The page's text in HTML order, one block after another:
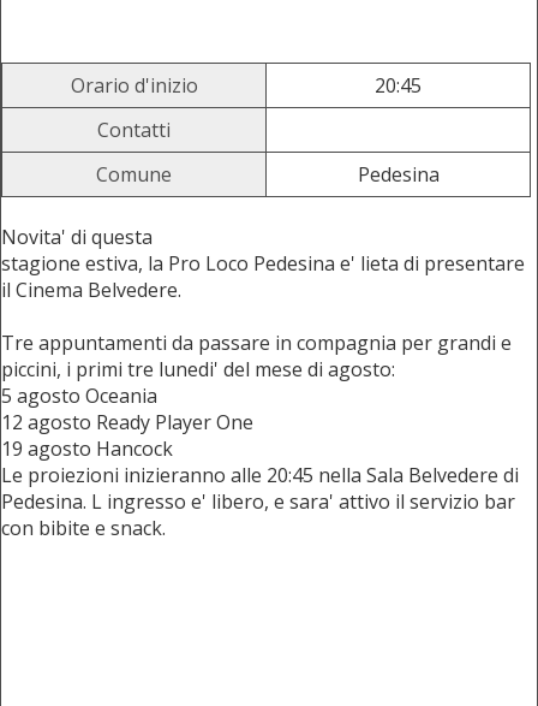
Orario d'inizio
20:45
Contatti
Comune
Pedesina
Novita' di questa
stagione estiva, la Pro Loco Pedesina e' lieta di presentare
il Cinema Belvedere.
Tre appuntamenti da passare in compagnia per grandi e
piccini, i primi tre lunedi' del mese di agosto:
5 agosto Oceania
12 agosto Ready Player One
19 agosto Hancock
Le proiezioni inizieranno alle 20:45 nella Sala Belvedere di
Pedesina. L ingresso e' libero, e sara' attivo il servizio bar
con bibite e snack.